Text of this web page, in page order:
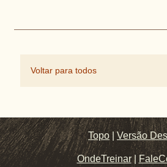
Voltar para todos
Topo |Versão
OndeTreinar|